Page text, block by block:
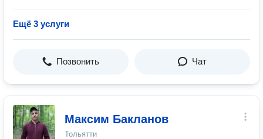
Ещё 3 услуги
Позвонить Чат
Максим Бакланов
Тольятти